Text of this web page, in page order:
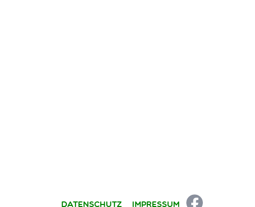
Datenschutz Impressum